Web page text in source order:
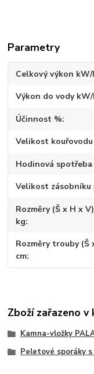
Parametry
Celkový výkon kW/
Výkon do vody
Účinnost %
Velikost kouřovodu
Hodinová spotřeba
Velikost
Rozměry (Š x H x
kg
Rozměry trouby (Š
cm
Zboží zařazeno v
Kamna-vložky
Peletové sporáky